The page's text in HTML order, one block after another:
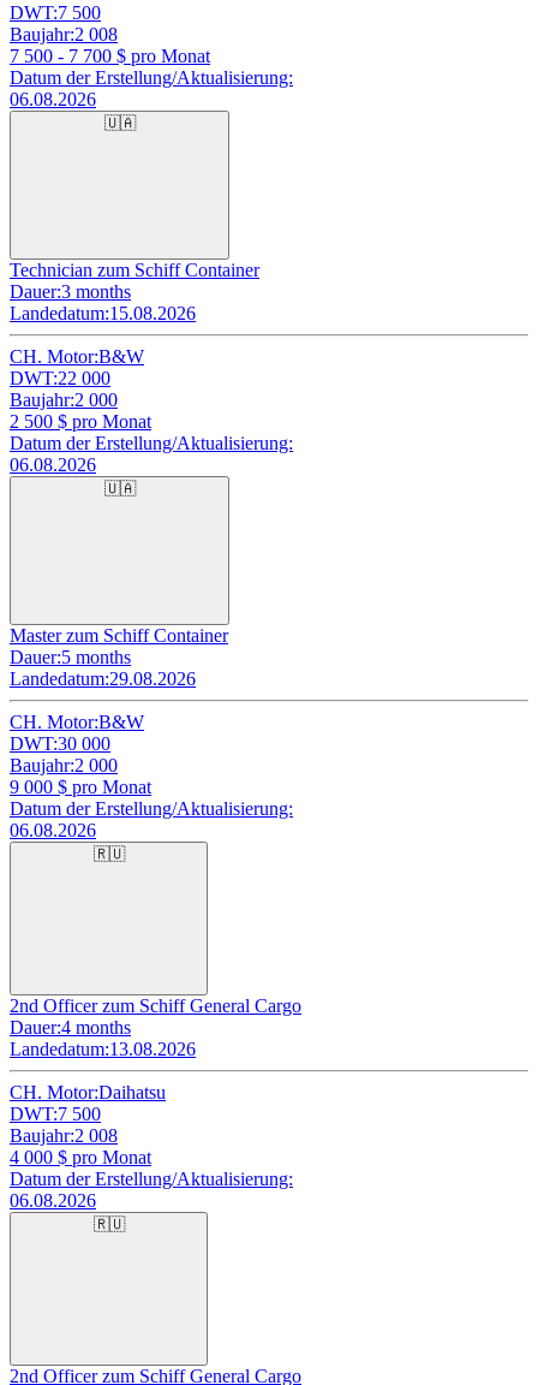
DWT:7 500
Baujahr:2 008
7 500 - 7 700 $ pro Monat
Datum der Erstellung/Aktualisierung:
06.08.2026
🇺🇦
Technician zum Schiff Container
Dauer:3 months
Landedatum:15.08.2026
CH. Motor:B&W
DWT:22 000
Baujahr:2 000
2 500 $ pro Monat
Datum der Erstellung/Aktualisierung:
06.08.2026
🇺🇦
Master zum Schiff Container
Dauer:5 months
Landedatum:29.08.2026
CH. Motor:B&W
DWT:30 000
Baujahr:2 000
9 000 $ pro Monat
Datum der Erstellung/Aktualisierung:
06.08.2026
🇷🇺
2nd Officer zum Schiff General Cargo
Dauer:4 months
Landedatum:13.08.2026
CH. Motor:Daihatsu
DWT:7 500
Baujahr:2 008
4 000 $ pro Monat
Datum der Erstellung/Aktualisierung:
06.08.2026
🇷🇺
2nd Officer zum Schiff General Cargo